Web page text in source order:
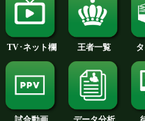
質問はこち
フライ級相